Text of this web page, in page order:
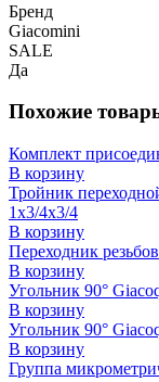
Бренд
Giacomini
SALE
Да
Похожие
Комплект
В корзину
Тройник
1x3/4x3/4
В корзину
Переходник
В корзину
Угольник 90°
В корзину
Угольник 90°
В корзину
Группа